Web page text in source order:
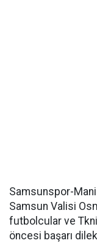
Samsunspor-
Samsun Valisi
futbolcular ve
öncesi başarı